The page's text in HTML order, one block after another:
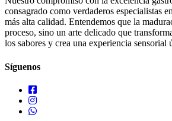
consagrado como verdaderos especialistas
más alta calidad. Entendemos que la
proceso, sino un arte delicado que
los sabores y crea una experiencia sensorial
Síguenos